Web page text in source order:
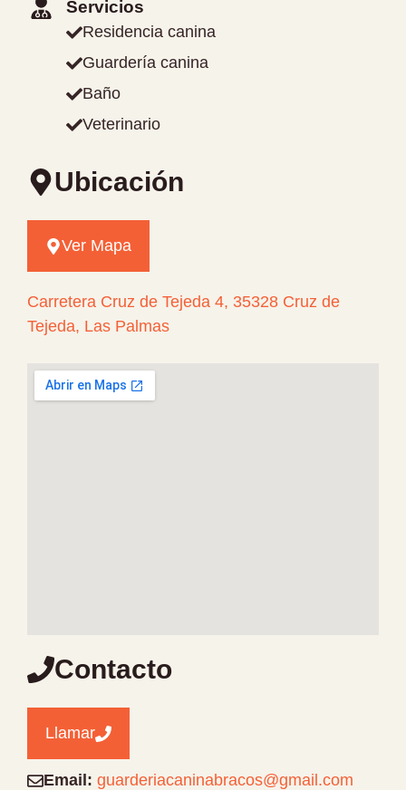
Servicios
Residencia canina
Guardería canina
Baño
Veterinario
Ubicación
Ver Mapa
Carretera Cruz de Tejeda 4, 35328 Cruz de
Tejeda, Las Palmas
Contacto
Llamar
Email: guarderiacaninabracos@gmail.com